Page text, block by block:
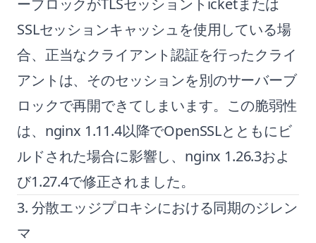
ーブロックがTLSセッショントicketまたは
SSLセッションキャッシュを使用している場
合、正当なクライアント認証を行ったクライ
アントは、そのセッションを別のサーバーブ
ロックで再開できてしまいます。この脆弱性
は、nginx 1.11.4以降でOpenSSLとともにビ
ルドされた場合に影響し、nginx 1.26.3およ
び1.27.4で修正されました。
3. 分散エッジプロキシにおける同期のジレン
マ